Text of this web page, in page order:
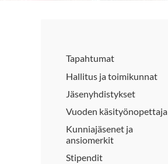
Tapahtumat
Hallitus ja toimikunnat
Jäsenyhdistykset
Vuoden käsityönopettaja
Kunniajäsenet ja
ansiomerkit
Stipendit